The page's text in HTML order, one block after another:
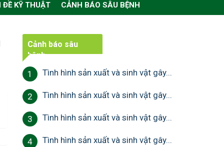
ĐỀ KỸ THUẬT CẢNH BÁO SÂU BỆNH
Cảnh báo sâu
bệnh
1 Tình hình sản xuất và sinh vật gây...
2 Tình hình sản xuất và sinh vật gây...
3 Tình hình sản xuất và sinh vật gây...
4 Tình hình sản xuất và sinh vật gây...